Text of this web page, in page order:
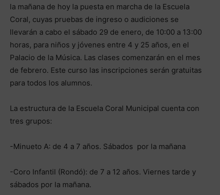
la mañana de hoy la puesta en marcha de la Escuela
Coral, cuyas pruebas de ingreso o audiciones se
llevarán a cabo el sábado 29 de enero, de 10:00 a 13:00
horas, para niños y jóvenes entre 4 y 25 años, en el
Palacio de la Música. Las clases comenzarán en el mes
de febrero. Este curso las inscripciones serán gratuitas
para todos los alumnos.
La estructura de la Escuela Coral Municipal cuenta con
tres grupos:
-Minueto A: de 4 a 7 años. Sábados por la mañana
-Coro Infantil (Rondó): de 7 a 12 años. Viernes tarde y
sábados por la mañana.